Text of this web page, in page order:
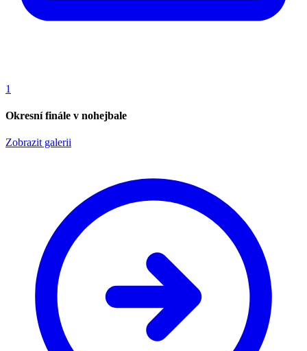
1
Okresní finále v nohejbale
Zobrazit galerii